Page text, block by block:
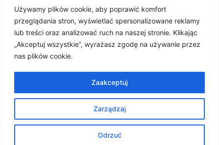
Używamy plików cookie, aby poprawić komfort
przeglądania stron, wyświetlać spersonalizowane reklamy
lub treści oraz analizować ruch na naszej stronie. Klikając
„Akceptuj wszystkie”, wyrażasz zgodę na używanie przez
nas plików cookie.
Zarządzaj
Odrzuć
Zaakceptuj
Discord wyszedł z aktualizacją, która ma zadbać o
prywatność swoich użytkowników. Właśnie kończy
się wieloletni proces wdrażania szyfrowania end-to-
end dla […]
Prawa autorskie © 2026 Znosne Newsy | Obsługiwane przez
Motyw Astra WordPress